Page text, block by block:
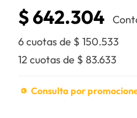
$642.304
6 cuotas de $ 150.533
12 cuotas de $ 83.633
Consulta por